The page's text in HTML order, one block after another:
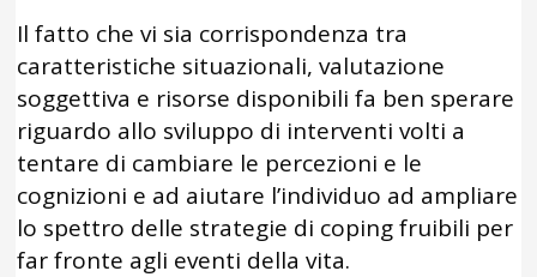
Il fatto che vi sia corrispondenza tra
caratteristiche situazionali, valutazione
soggettiva e risorse disponibili fa ben sperare
riguardo allo sviluppo di interventi volti a
tentare di cambiare le percezioni e le
cognizioni e ad aiutare l’individuo ad ampliare
lo spettro delle strategie di coping fruibili per
far fronte agli eventi della vita.